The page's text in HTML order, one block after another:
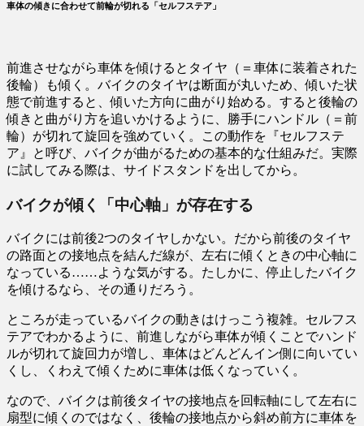
車体の傾きに合わせて前輪が切れる「セルフステア」
前進させながら車体を傾けるとタイヤ（＝車体に装着された
後輪）も傾く。バイクのタイヤは断面が丸いため、傾いた状
態で前進すると、傾いた方向に曲がり始める。すると後輪の
傾きと曲がり方を追いかけるように、勝手にハンドル（＝前
輪）が切れて旋回を強めていく。この動作を『セルフステ
ア』と呼び、バイクが曲がるための基本的な仕組みだ。実際
に試してみる際は、サイドスタンドを出してから。
バイクが傾く「中心軸」が存在する
バイクには前後2つのタイヤしかない。だから前後のタイヤ
の路面との接地点を結んだ線が、左右に傾くときの中心軸に
なっている……ような気がする。たしかに、停止したバイク
を傾けるなら、その通りだろう。
ところが走っているバイクの動きはけっこう複雑。セルフス
テアでわかるように、前進しながら車体が傾くことでハンド
ルが切れて旋回力が増し、車体はどんどんイン側に向いてい
くし、くわえて傾くために車体は低くなっていく。
なので、バイクは前後タイヤの接地点を回転軸にして左右に
扇型に傾くのではなく、後輪の接地点から斜め前方に車体を